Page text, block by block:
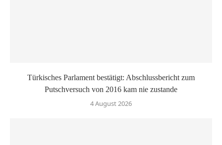
Türkisches Parlament bestätigt: Abschlussbericht zum
Putschversuch von 2016 kam nie zustande
4 August 2026